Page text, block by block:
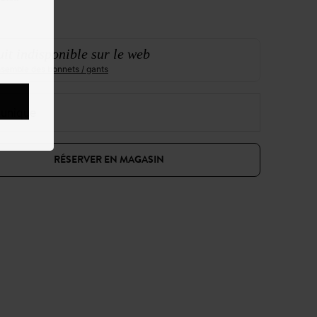
indisponible sur le web
des bonnets / gants
RÉSERVER EN MAGASIN